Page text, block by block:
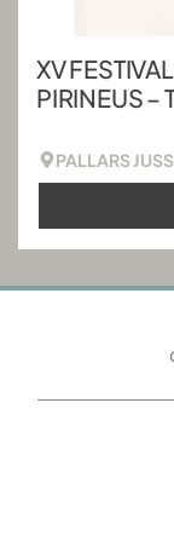
XV
PIRINEUS –
PALLARS